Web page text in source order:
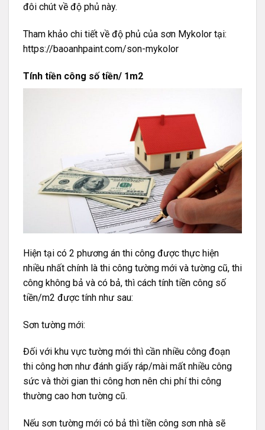
đôi chút về độ phủ này.
Tham khảo chi tiết về độ phủ của sơn Mykolor tại:
https://baoanhpaint.com/son-mykolor
Tính tiền công số tiền/ 1m2
Hiện tại có 2 phương án thi công được thực hiện
nhiều nhất chính là thi công tường mới và tường cũ, thi
công không bả và có bả, thì cách tính tiền công số
tiền/m2 được tính như sau:
Sơn tường mới:
Đối với khu vực tường mới thì cần nhiều công đoạn
thi công hơn như đánh giấy ráp/mài mất nhiều công
sức và thời gian thi công hơn nên chi phí thi công
thường cao hơn tường cũ.
Nếu sơn tường mới có bả thì tiền công sơn nhà sẽ